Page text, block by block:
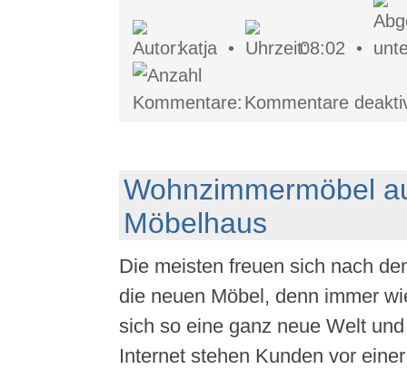
katja • 08:02 •
Kommentare
Wohnzimmermöbel
Möbelhaus
Die meisten freuen sich nach
die neuen Möbel, denn immer
sich so eine ganz neue Welt
Internet stehen Kunden vor